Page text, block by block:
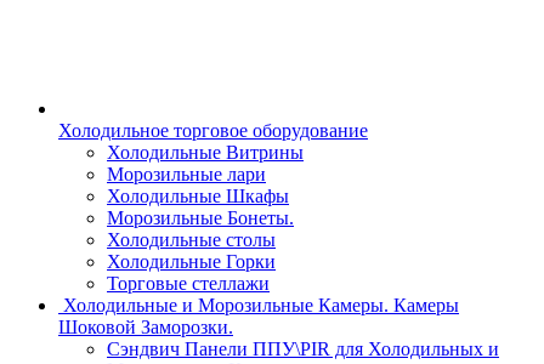
Холодильное торговое оборудование
Холодильные Витрины
Морозильные лари
Холодильные Шкафы
Морозильные Бонеты.
Холодильные столы
Холодильные Горки
Торговые стеллажи
Холодильные и Морозильные Камеры. Камеры
Шоковой Заморозки.
Сэндвич Панели ППУ\PIR для Холодильных и